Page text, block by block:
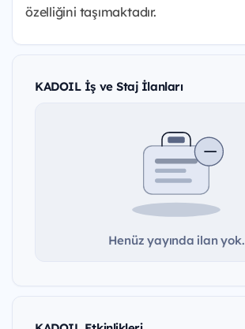
özelliğini taşımaktadır.
KADOIL İş ve Staj İlanları
Henüz yayında ilan yok.